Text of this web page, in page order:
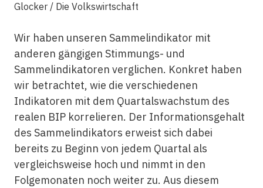
Glocker / Die Volkswirtschaft
Wir haben unseren Sammelindikator mit
anderen gängigen Stimmungs- und
Sammelindikatoren verglichen. Konkret haben
wir betrachtet, wie die verschiedenen
Indikatoren mit dem Quartalswachstum des
realen BIP korrelieren. Der Informationsgehalt
des Sammelindikators erweist sich dabei
bereits zu Beginn von jedem Quartal als
vergleichsweise hoch und nimmt in den
Folgemonaten noch weiter zu. Aus diesem